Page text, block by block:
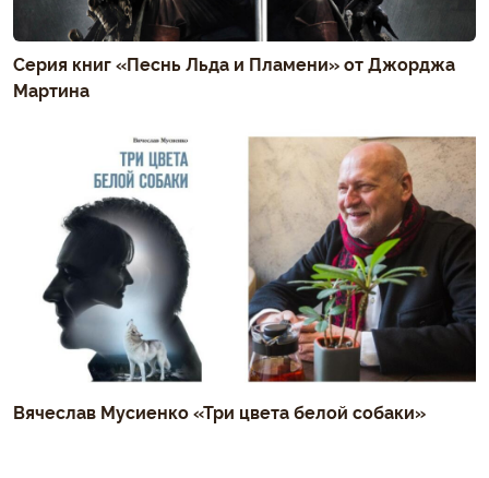
Серия книг «Песнь Льда и Пламени» от Джорджа
Мартина
Вячеслав Мусиенко «Три цвета белой собаки»